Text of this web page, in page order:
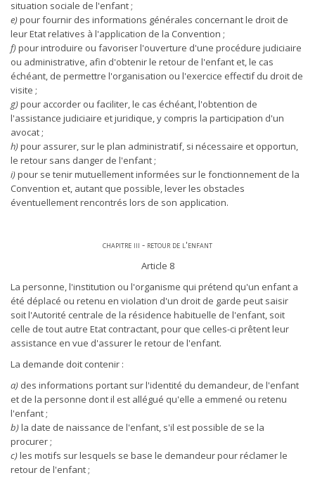
situation sociale de l'enfant ;
e)pour fournir des informations générales concernant le droit de
leur Etat relatives à l'application de la Convention ;
f)pour introduire ou favoriser l'ouverture d'une procédure judiciaire
ou administrative, afin d'obtenir le retour de l'enfant et, le cas
échéant, de permettre l'organisation ou l'exercice effectif du droit de
visite ;
g)pour accorder ou faciliter, le cas échéant, l'obtention de
l'assistance judiciaire et juridique, y compris la participation d'un
avocat ;
h)pour assurer, sur le plan administratif, si nécessaire et opportun,
le retour sans danger de l'enfant ;
i)pour se tenir mutuellement informées sur le fonctionnement de la
Convention et, autant que possible, lever les obstacles
éventuellement rencontrés lors de son application.
chapitre iii - retour de l'enfant
Article 8
La personne, l'institution ou l'organisme qui prétend qu'un enfant a
été déplacé ou retenu en violation d'un droit de garde peut saisir
soit l'Autorité centrale de la résidence habituelle de l'enfant, soit
celle de tout autre Etat contractant, pour que celles-ci prêtent leur
assistance en vue d'assurer le retour de l'enfant.
La demande doit contenir :
a) des informations portant sur l'identité du demandeur, de l'enfant
et de la personne dont il est allégué qu'elle a emmené ou retenu
l'enfant ;
b)la date de naissance de l'enfant, s'il est possible de se la
procurer ;
c)les motifs sur lesquels se base le demandeur pour réclamer le
retour de l'enfant ;